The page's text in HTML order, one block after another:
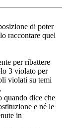
di poter
raccontare quel
per ribattere
3 violato per
violati su temi
quando dice che
e né le
in